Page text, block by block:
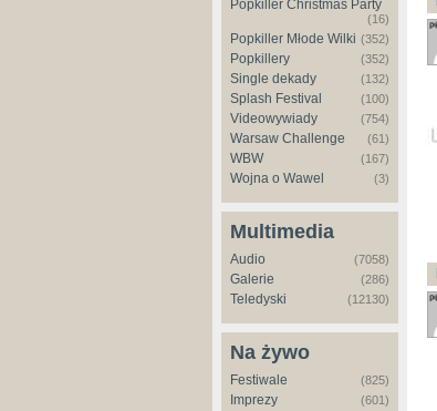
Popkiller Christmas Party
(16)
Popkiller Młode Wilki (352)
Popkillery (352)
Single dekady (132)
Splash Festival (100)
Videowywiady (754)
Warsaw Challenge (61)
WBW (167)
Wojna o Wawel (3)
Multimedia
Audio (7058)
Galerie (286)
Teledyski (12130)
Na żywo
Festiwale (825)
Imprezy (601)